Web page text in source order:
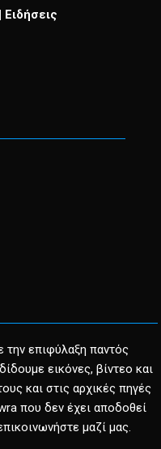
επιφύλαξη παντός
εικόνες, βίντεο και
και στις αρχικές πηγές
που δεν έχει αποδοθεί
μαζί μας.